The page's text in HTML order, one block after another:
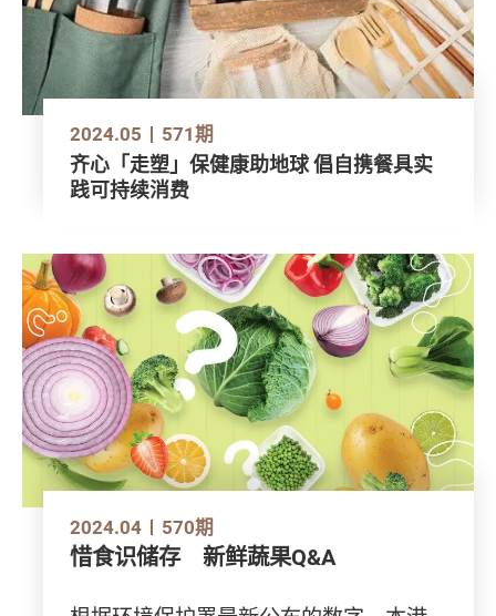
2024.05 571期
齐心「走塑」保健康助地球 倡自携餐具实
践可持续消费
2024.04 570期
惜食识储存 新鲜蔬果Q&A